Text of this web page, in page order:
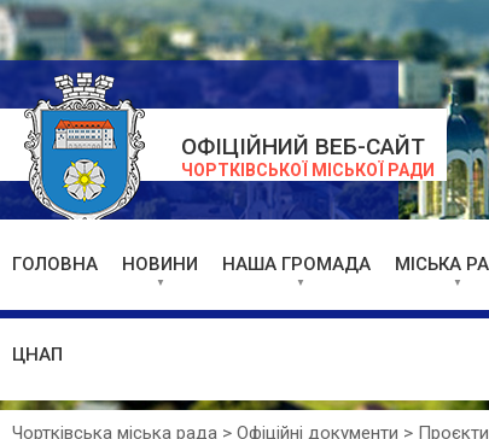
ОФІЦІЙНИЙ ВЕБ-САЙТ
ЧОРТКІВСЬКОЇ МІСЬКОЇ РАДИ
ГОЛОВНА НОВИНИ НАША ГРОМАДА МІСЬКА
ЦНАП
Чортківська міська рада > Офіційні документи >